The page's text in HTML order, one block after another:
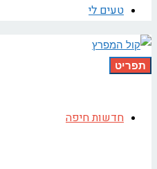
טעים לי
תפריט
חדשות חיפה